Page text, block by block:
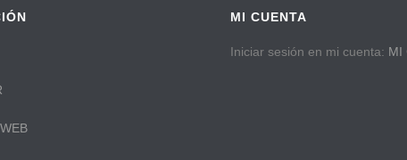
MI CUENTA
Iniciar sesión en mi cuenta: MI